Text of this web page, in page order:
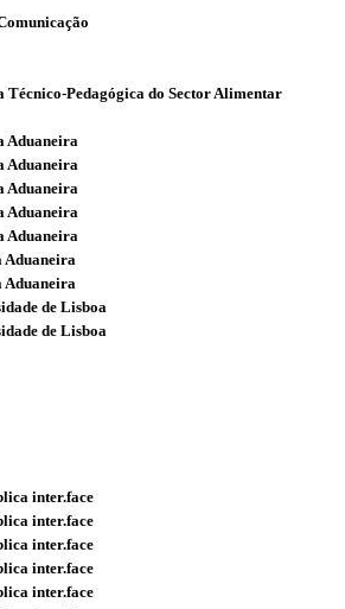
Técnico-Pedagógica do Sector Alimentar
Aduaneira
Aduaneira
Aduaneira
Aduaneira
Aduaneira
Aduaneira
Aduaneira
de Lisboa
de Lisboa
inter.face
inter.face
inter.face
inter.face
inter.face